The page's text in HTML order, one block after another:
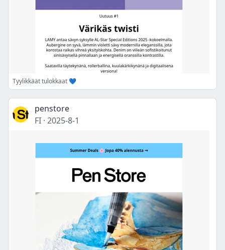
Tyylikkäät tulokkaat 💙
penstore
FI · 2025-8-1